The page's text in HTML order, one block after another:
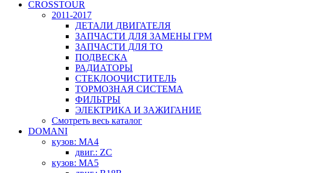
CROSSTOUR
2011-2017
ДЕТАЛИ ДВИГАТЕЛЯ
ЗАПЧАСТИ ДЛЯ ЗАМЕНЫ ГРМ
ЗАПЧАСТИ ДЛЯ ТО
ПОДВЕСКА
РАДИАТОРЫ
СТЕКЛООЧИСТИТЕЛЬ
ТОРМОЗНАЯ СИСТЕМА
ФИЛЬТРЫ
ЭЛЕКТРИКА И ЗАЖИГАНИЕ
Смотреть весь каталог
DOMANI
кузов: MA4
двиг.: ZC
кузов: MA5